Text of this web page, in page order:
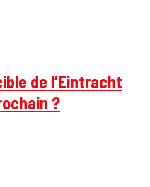
de l’Eintracht
?